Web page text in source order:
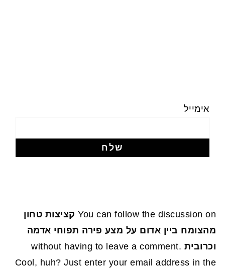
אימייל
You can follow the discussion on קציצות טחון
מהצומח ביין אדום על מצע פירה תפוחי אדמה
וכרובית without having to leave a comment.
Cool, huh? Just enter your email address in the